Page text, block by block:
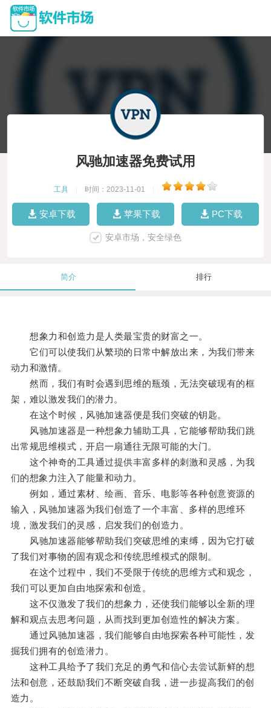
风驰加速器免费试用
工具 时间：2023-11-01
安卓下载 苹果下载 PC下载
安卓市场，安全绿色
简介 排行
想象力和创造力是人类最宝贵的财富之一。
它们可以使我们从繁琐的日常中解放出来，为我们带来
动力和激情。
然而，我们有时会遇到思维的瓶颈，无法突破现有的框
架，难以激发我们的潜力。
在这个时候，风驰加速器便是我们突破的钥匙。
风驰加速器是一种想象力辅助工具，它能够帮助我们跳
出常规思维模式，开启一扇通往无限可能的大门。
这个神奇的工具通过提供丰富多样的刺激和灵感，为我
们的想象力注入了能量和动力。
例如，通过素材、绘画、音乐、电影等各种创意资源的
输入，风驰加速器为我们创造了一个丰富、多样的思维环
境，激发我们的灵感，启发我们的创造力。
风驰加速器能够帮助我们突破思维的束缚，因为它打破
了我们对事物的固有观念和传统思维模式的限制。
在这个过程中，我们不受限于传统的思维方式和观念，
我们可以更加自由地探索和创造。
这不仅激发了我们的想象力，还使我们能够以全新的理
解和观点去思考问题，从而找到更加创造性的解决方案。
通过风驰加速器，我们能够自由地探索各种可能性，发
掘我们拥有的创造潜力。
这种工具给予了我们充足的勇气和信心去尝试新鲜的想
法和创意，还鼓励我们不断突破自我，进一步提高我们的创
造力。